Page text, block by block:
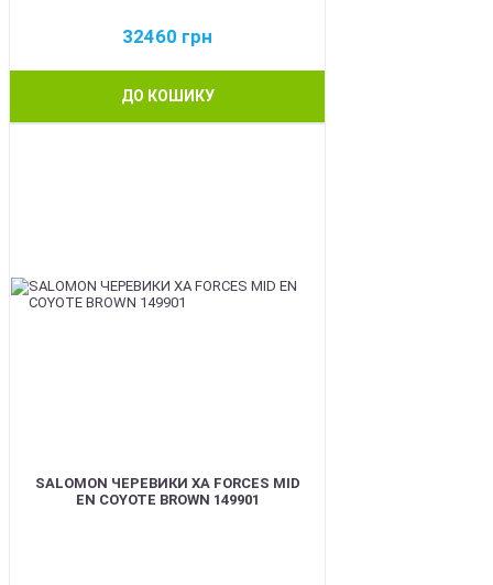
32460 грн
ДО КОШИКУ
SALOMON ЧЕРЕВИКИ XA FORCES MID
EN COYOTE BROWN 149901